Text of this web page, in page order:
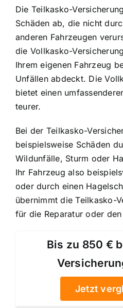
Die Teilkasko-
Schäden ab, die nicht
anderen Fahrzeugen
die Vollkasko-
Ihrem eigenen Fahrzeug
Unfällen abdeckt. Die
bietet einen
teurer.
Bei der Teilkasko-
beispielsweise Schäden
Wildunfälle, Sturm oder
Ihr Fahrzeug also
oder durch einen
übernimmt die Teilkasko-
für die Reparatur oder
Bis zu 850 €
Jetzt